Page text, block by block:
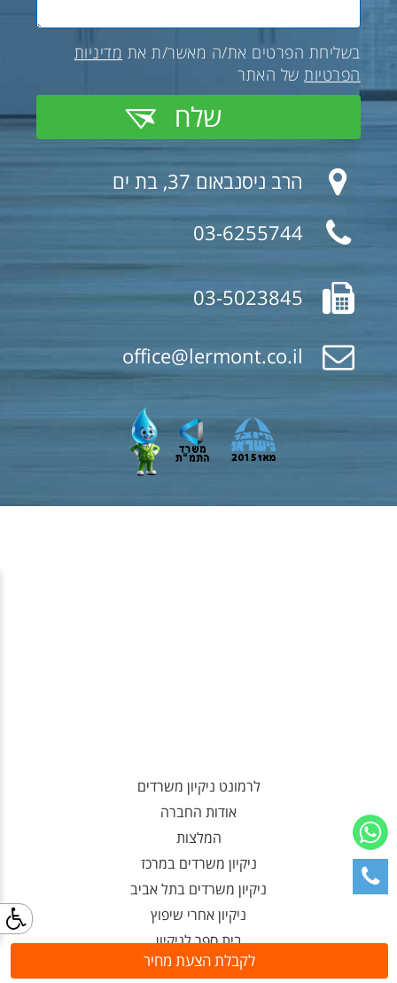
לקבלת הצעת מחיר
בשליחת הפרטים את/ה מאשר/ת את מדיניות
הפרטיות של האתר
שלח
הרב ניסנבאום 37, בת ים
03-6255744
03-5023845
office@lermont.co.il
לרמונט ניקיון משרדים
אודות החברה
המלצות
ניקיון משרדים במרכז
ניקיון משרדים בתל אביב
ניקיון אחרי שיפוץ
בית ספר לניקיון
כוח אדם